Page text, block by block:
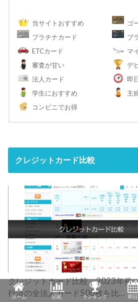
当サイトおすすめ
ゴ
プラチナカード
ブ
ETCカード
マ
審査が甘い
デ
法人カード
即
学生におすすめ
主
コンビニでお得
クレジットカード比較
クレジットカード比較。2023年発
行済の全法人カード500枚を比
ホーム 比較 ランキング 即日